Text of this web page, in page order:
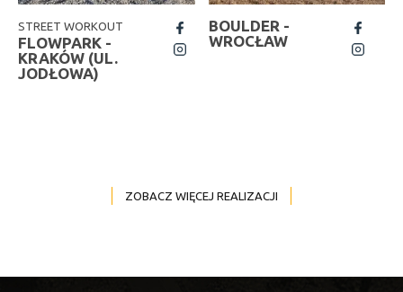
STREET WORKOUT
FLOWPARK -
KRAKÓW (UL.
JODŁOWA)
fb
insta
BOULDER -
WROCŁAW
fb
ZOBACZ WIĘCEJ REALIZACJI